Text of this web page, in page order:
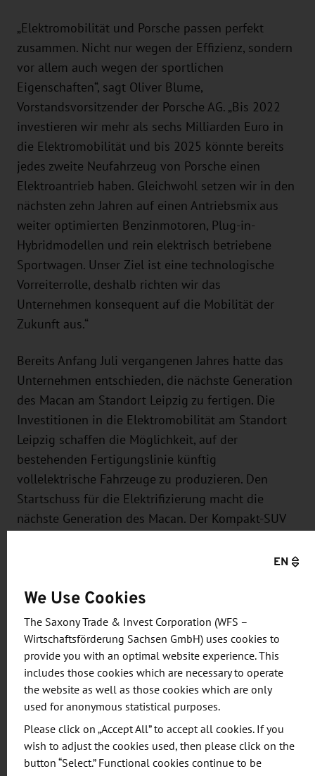
„Elektromobilität und Porsche passen perfekt
zusammen. Nicht nur wegen der Effizienz, sondern
vor allem auch wegen der sportlichen
Eigenschaften“, sagt Oliver Blume,
Vorstandsvorsitzender der Porsche AG. „Bis 2022
investieren wir mehr als sechs Milliarden Euro in
die Elektromobilität und bis 2025 könnte bereits
jedes zweite Neufahrzeug von Porsche einen
Elektroantrieb haben. Gleichwohl setzen wir in den
nächsten zehn Jahren auf einen Antriebsmix aus
weiter optimierten Benzinmotoren, Plug-in-
Hybridmodellen und rein elektrisch betriebene
Sportwagen. Unser Ziel ist eine technologische
Vorreiterrolle, deshalb richten wir das
Unternehmen konsequent auf die Mobilität der
Zukunft aus.“
Bereits Anfang Juli vergangenen Jahres hatte das
Unternehmen entschieden, die nächste Generation
des Macan am Standort Leipzig zu fertigen. Die
Investitionen in die Elektromobilität am Standort
Leipzig schaffen die Möglichkeit, auf der
bestehenden Fertigungslinie künftig
vollelektrische Fahrzeuge zu produzieren. Den
Startschuss für die Elektrifizierung macht die
nächste Generation des Macan. Der Kompakt-SUV
PPE-Architektur (Premium Platform Electric).
Porsche unterstreicht damit die Zukunftsfähigkeit
des Standortes und macht diesen noch flexibler
und effizienter.
Die Porsche Leipzig GmbH begann 2002 die
Serienproduktion des SUV Cayenne mit 259
Mitarbeitern. Seitdem wurde der Standort
konsequent zu einer der modernsten und
nachhaltigsten Produktionsstätten der
EN
We Use Cookies
The Saxony Trade & Invest Corporation (WFS –
Wirtschaftsförderung Sachsen GmbH) uses cookies to
provide you with an optimal website experience. This
includes those cookies which are necessary to operate
the website as well as those cookies which are only
used for anonymous statistical purposes.
Please click on „Accept All” to accept all cookies. If you
wish to adjust the cookies used, then please click on the
button “Select.” Functional cookies continue to be